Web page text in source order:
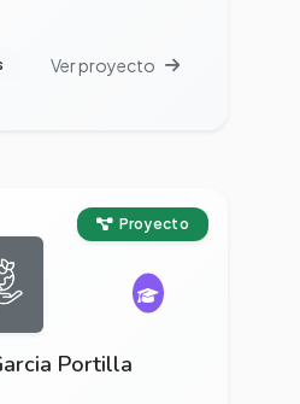
Ver proyecto
Proyecto
Portilla